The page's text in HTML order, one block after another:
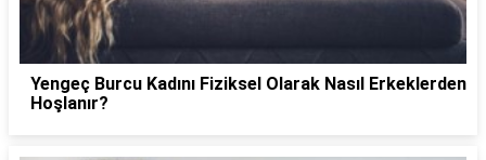
Yengeç Burcu Kadını Fiziksel Olarak Nasıl Erkeklerden
Hoşlanır?